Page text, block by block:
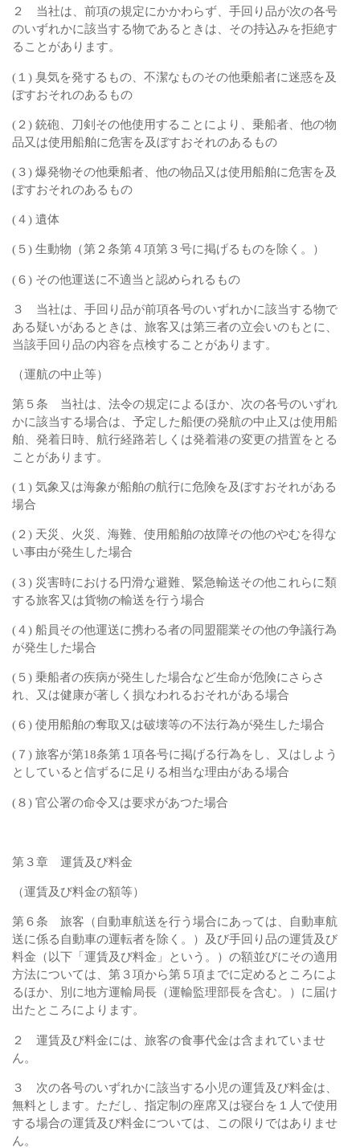
２ 当社は、前項の規定にかかわらず、手回り品が次の各号
のいずれかに該当する物であるときは、その持込みを拒絶す
ることがあります。
(１) 臭気を発するもの、不潔なものその他乗船者に迷惑を及
ぼすおそれのあるもの
(２) 銃砲、刀剣その他使用することにより、乗船者、他の物
品又は使用船舶に危害を及ぼすおそれのあるもの
(３) 爆発物その他乗船者、他の物品又は使用船舶に危害を及
ぼすおそれのあるもの
(４) 遺体
(５) 生動物（第２条第４項第３号に掲げるものを除く。）
(６) その他運送に不適当と認められるもの
３ 当社は、手回り品が前項各号のいずれかに該当する物で
ある疑いがあるときは、旅客又は第三者の立会いのもとに、
当該手回り品の内容を点検することがあります。
（運航の中止等）
第５条 当社は、法令の規定によるほか、次の各号のいずれ
かに該当する場合は、予定した船便の発航の中止又は使用船
舶、発着日時、航行経路若しくは発着港の変更の措置をとる
ことがあります。
(１) 気象又は海象が船舶の航行に危険を及ぼすおそれがある
場合
(２) 天災、火災、海難、使用船舶の故障その他のやむを得な
い事由が発生した場合
(３) 災害時における円滑な避難、緊急輸送その他これらに類
する旅客又は貨物の輸送を行う場合
(４) 船員その他運送に携わる者の同盟罷業その他の争議行為
が発生した場合
(５) 乗船者の疾病が発生した場合など生命が危険にさらさ
れ、又は健康が著しく損なわれるおそれがある場合
(６) 使用船舶の奪取又は破壊等の不法行為が発生した場合
(７) 旅客が第18条第１項各号に掲げる行為をし、又はしよう
としていると信ずるに足りる相当な理由がある場合
(８) 官公署の命令又は要求があつた場合
第３章 運賃及び料金
（運賃及び料金の額等）
第６条 旅客（自動車航送を行う場合にあっては、自動車航
送に係る自動車の運転者を除く。）及び手回り品の運賃及び
料金（以下「運賃及び料金」という。）の額並びにその適用
方法については、第３項から第５項までに定めるところによ
るほか、別に地方運輸局長（運輸監理部長を含む。）に届け
出たところによります。
２ 運賃及び料金には、旅客の食事代金は含まれていませ
ん。
３ 次の各号のいずれかに該当する小児の運賃及び料金は、
無料とします。ただし、指定制の座席又は寝台を１人で使用
する場合の運賃及び料金については、この限りではありませ
ん。